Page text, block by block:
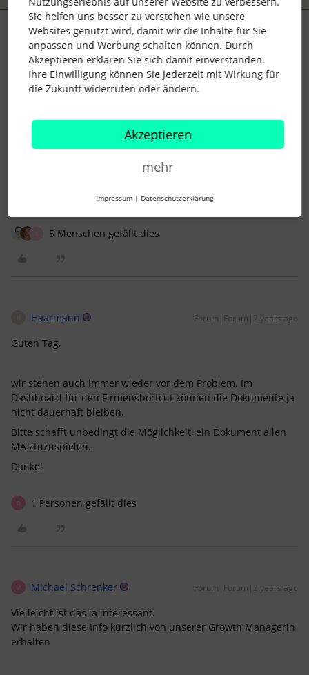
Ester Forum|Forum|3 years ago
Liebe Community,
Es lohnt daran zu arbeiten.
5 Menschen gefällt dies
Haarmann Forum|Forum|2 years ago
Guten Tag,
wir stehen auch immer wieder vor dem Problem. Im
Dashboard für den Firmenshortcut können die Dokumente ja
nicht dauerhaft bleiben.
Bitte schafft unbedingt die Möglichkeit, ein Dokument allen
MA ztuzuspielen.
Danke!
1 Personen gefällt dies
M Michael Schrenker Forum|Forum|2 years ago
Vielleicht ist das ja interessant.
Wir haben diese Info kürzlich von unserer Growth Managerin
erhalten
Sie helfen uns besser zu verstehen wie unsere
Websites genutzt wird, damit wir die Inhalte für Sie
anpassen und Werbung schalten können. Durch
Akzeptieren erklären Sie sich damit einverstanden.
Ihre Einwilligung können Sie jederzeit mit Wirkung für
die Zukunft widerrufen oder ändern.
Akzeptieren
mehr
Impressum | Datenschutzerklärung